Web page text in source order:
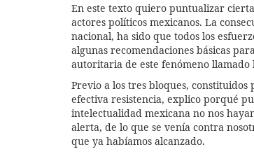
En este texto quiero puntualizar
actores políticos mexicanos. La
nacional, ha sido que todos los
algunas recomendaciones básicas
autoritaria de este fenómeno llamado
Previo a los tres bloques,
efectiva resistencia, explico porqué
intelectualidad mexicana no nos
alerta, de lo que se venía contra
que ya habíamos alcanzado.